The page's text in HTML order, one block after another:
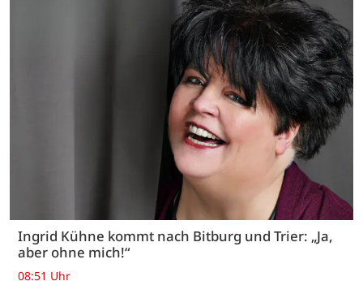
Ingrid Kühne kommt nach Bitburg und Trier: „Ja,
aber ohne mich!“
08:51 Uhr